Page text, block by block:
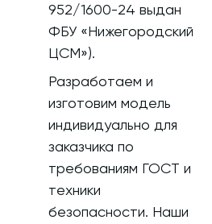
952/1600-24 выдан
ФБУ «Нижегородский
ЦСМ»).
Разработаем и
изготовим модель
индивидуально для
заказчика по
требованиям ГОСТ и
техники
безопасности. Наши